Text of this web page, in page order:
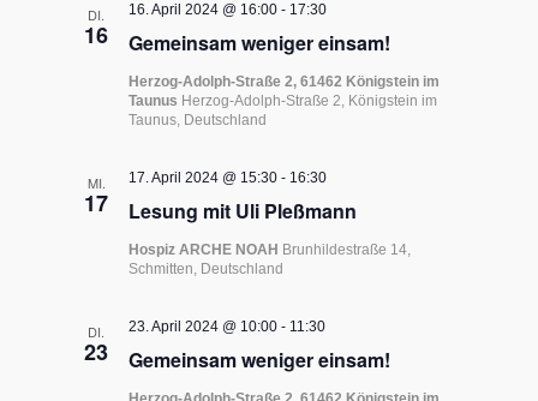
DI.
16 Gemeinsam weniger einsam!
16. April 2024 @ 16:00 - 17:30
Herzog-Adolph-Straße 2, 61462 Königstein im
Taunus Herzog-Adolph-Straße 2, Königstein im
Taunus, Deutschland
MI.
17 Lesung mit Uli Pleßmann
17. April 2024 @ 15:30 - 16:30
Hospiz ARCHE NOAH Brunhildestraße 14,
Schmitten, Deutschland
DI.
23 Gemeinsam weniger einsam!
23. April 2024 @ 10:00 - 11:30